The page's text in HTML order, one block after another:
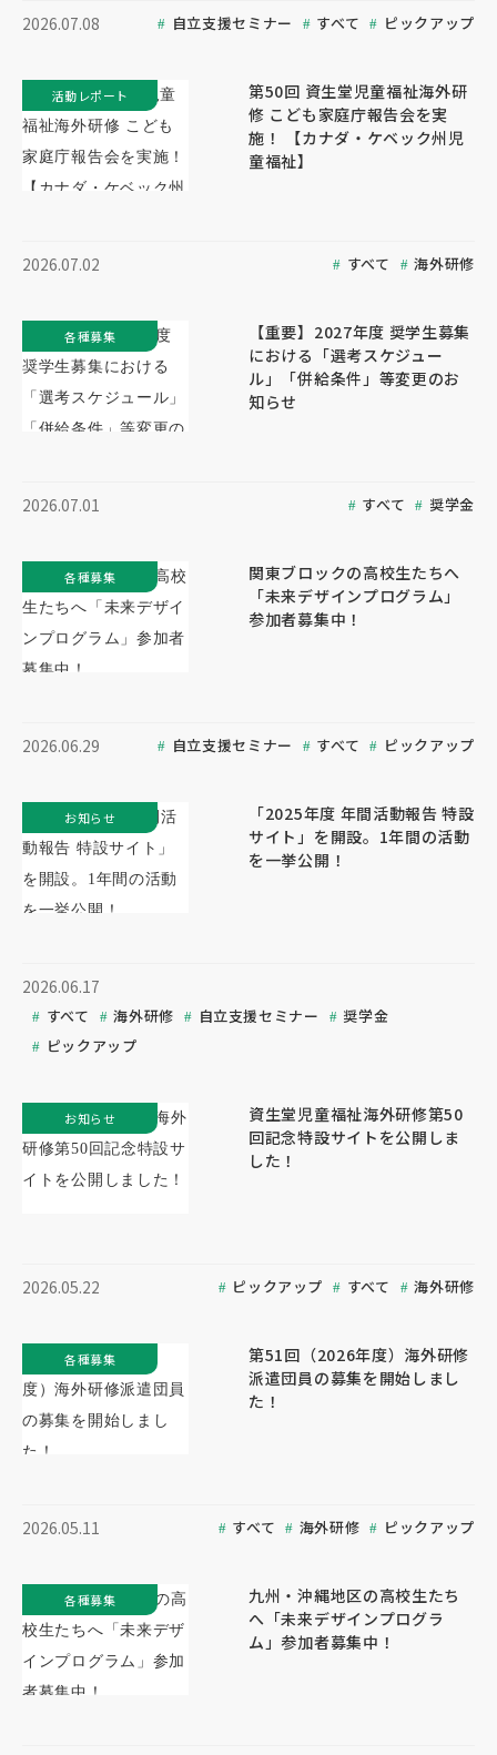
2026.07.08 自立支援セミナー すべて ピックアップ
第50回 資生堂児童福祉海外研
修 こども家庭庁報告会を実
施！ 【カナダ・ケベック州児
童福祉】
2026.07.02 すべて 海外研修
活動レポート
【重要】2027年度 奨学生募集
における「選考スケジュー
ル」「併給条件」等変更のお
知らせ
2026.07.01 すべて 奨学金
各種募集
関東ブロックの高校生たちへ
「未来デザインプログラム」
参加者募集中！
2026.06.29 自立支援セミナー すべて ピックアップ
各種募集
「2025年度 年間活動報告 特設
サイト」を開設。1年間の活動
を一挙公開！
2026.06.17
すべて 海外研修 自立支援セミナー
奨学金
ピックアップ
お知らせ
資生堂児童福祉海外研修第50
回記念特設サイトを公開しま
した！
2026.05.22 ピックアップ すべて 海外研修
お知らせ
第51回（2026年度）海外研修
派遣団員の募集を開始しまし
た！
2026.05.11 すべて 海外研修 ピックアップ
各種募集
九州・沖縄地区の高校生たち
へ「未来デザインプログラ
ム」参加者募集中！
各種募集